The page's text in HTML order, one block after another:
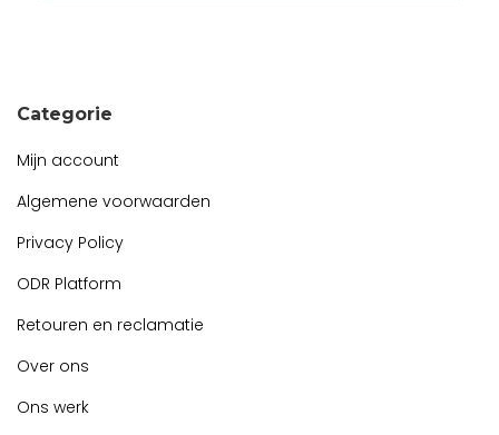
Categorie
Mijn account
Algemene voorwaarden
Privacy Policy
ODR Platform
Retouren en reclamatie
Over ons
Ons werk